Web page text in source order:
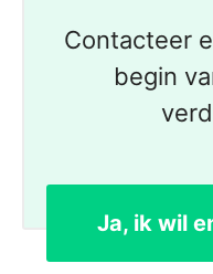
Contacteer
begin
Ja, ik wil